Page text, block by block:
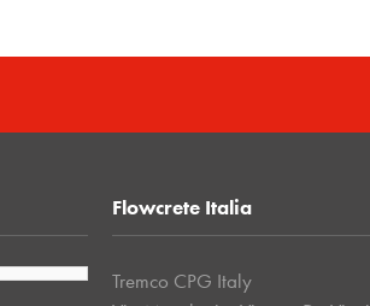
Flowcrete Italia
Tremco CPG Italy